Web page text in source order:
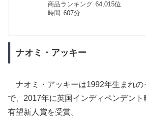
商品ランキング 64,015位
時間 607分
ナオミ・アッキー
ナオミ・アッキーは1992年生まれの
で、2017年に英国インディペンデン
有望新人賞を受賞。